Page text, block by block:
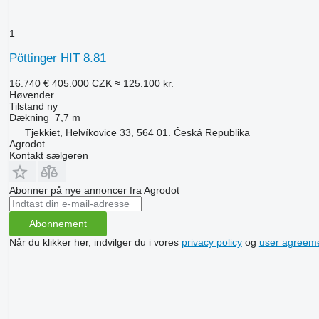
1
Pöttinger HIT 8.81
16.740 € 405.000 CZK ≈ 125.100 kr.
Høvender
Tilstand ny
Dækning 7,7 m
Tjekkiet, Helvíkovice 33, 564 01. Česká Republika
Agrodot
Kontakt sælgeren
Abonner på nye annoncer fra Agrodot
Abonnement
Når du klikker her, indvilger du i vores privacy policyog user